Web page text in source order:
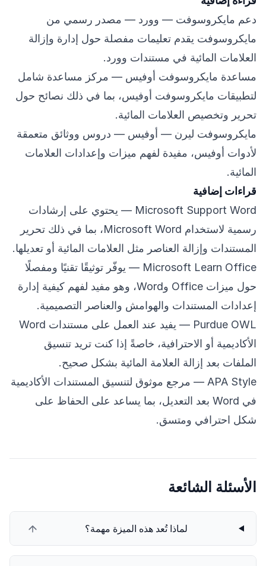
دعم مايكروسوفت — وورد — مصدر رسمي من
مايكروسوفت يقدم تعليمات مفصلة حول إدارة وإزالة
العلامات المائية في مستندات وورد.
مساعدة مايكروسوفت أوفيس — مركز مساعدة شامل
لتطبيقات مايكروسوفت أوفيس، بما في ذلك نصائح حول
تحرير وتخصيص العلامات المائية.
مايكروسوفت ليرن — أوفيس — دروس ووثائق متعمقة
لأدوات أوفيس، مفيدة لفهم ميزات وإعدادات العلامات
المائية.
قراءات إضافية
Microsoft Support Word — يحتوي على إرشادات
رسمية لاستخدام Microsoft Word، بما في ذلك تحرير
المستندات وإزالة العناصر مثل العلامات المائية أو تعديلها.
Microsoft Learn Office — يوفّر توثيقًا تقنيًا ومفصلًا
حول ميزات Office وWord، وهو مفيد لفهم كيفية إدارة
إعدادات المستندات والهوامش والعناصر التصميمية.
Purdue OWL
— يفيد عند العمل على مستندات Word
الأكاديمية أو الاحترافية، خاصةً إذا كنت تريد تنسيق
الملفات بعد إزالة العلامة المائية بشكل صحيح.
APA Style — مرجع موثوق لتنسيق المستندات الأكاديمية
في Word بعد التعديل، بما يساعد على الحفاظ على
شكل احترافي ومتسق.
الأسئلة الشائعة
لماذا تُعد هذه الميزة مهمة؟